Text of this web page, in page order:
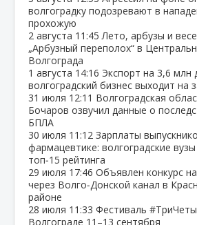
волгоградку подозревают в
прохожую
2 августа 11:45 Лето, арбузы и
„Арбузный переполох“ в
Волгограда
1 августа 14:16 Экспорт на 3,6 млн
волгоградский бизнес выходит на
31 июля 12:11 Волгоградская
Бочаров озвучил данные о
БПЛА
30 июля 11:12 Зарплаты
фармацевтике: волгоградские
топ‑15 рейтинга
29 июля 17:46 Объявлен конкурс
через Волго‑Донской канал в
районе
28 июля 11:33 Фестиваль
Волгограде 11–13 сентября